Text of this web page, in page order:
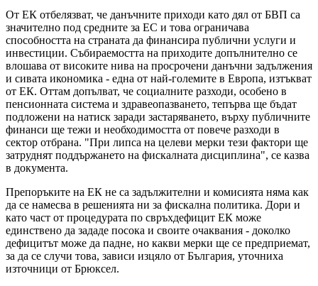
От ЕК отбелязват, че данъчните приходи като дял от БВП са
значително под средните за ЕС и това ограничава
способността на страната да финансира публични услуги и
инвестиции. Събираемостта на приходите допълнително се
влошава от високите нива на просрочени данъчни задължения
и сивата икономика - една от най-големите в Европа, изтъкват
от ЕК. Оттам допълват, че социалните разходи, особено в
пенсионната система и здравеопазването, тепърва ще бъдат
подложени на натиск заради застаряването, върху публичните
финанси ще тежи и необходимостта от повече разходи в
сектор отбрана. "При липса на целеви мерки тези фактори ще
затруднят поддържането на фискалната дисциплина", се казва
в документа.
Препоръките на ЕК не са задължителни и комисията няма как
да се намесва в решенията ни за фискална политика. Дори и
като част от процедурата по свръхдефицит ЕК може
единствено да зададе посока и своите очаквания - доколко
дефицитът може да падне, но какви мерки ще се предприемат,
за да се случи това, зависи изцяло от България, уточниха
източници от Брюксел.